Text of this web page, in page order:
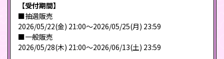
【受付期間】
■抽選販売
2026/05/22(金) 21:00〜2026/05/25(月) 23:59
■一般販売
2026/05/28(木) 21:00〜2026/06/13(土) 23:59